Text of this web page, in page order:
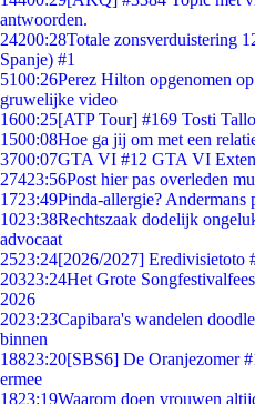
antwoorden.
24200:28Totale zonsverduistering
Spanje) #1
5100:26Perez Hilton opgenomen
gruwelijke video
1600:25[ATP Tour] #169 Tosti
1500:08Hoe ga jij om met een
3700:07GTA VI #12 GTA VI
27423:56Post hier pas overleden
1723:49Pinda-allergie? Andermans
1023:38Rechtszaak dodelijk
advocaat
2523:24[2026/2027] Eredivisietoto
20323:24Het Grote
2026
2023:23Capibara's wandelen
binnen
18823:20[SBS6] De Oranjezomer
ermee
1823:19Waarom doen vrouwen